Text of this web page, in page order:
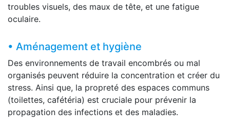
troubles visuels, des maux de tête, et une fatigue
oculaire.
• Aménagement et hygiène
Des environnements de travail encombrés ou mal
organisés peuvent réduire la concentration et créer du
stress. Ainsi que, la propreté des espaces communs
(toilettes, cafétéria) est cruciale pour prévenir la
propagation des infections et des maladies.